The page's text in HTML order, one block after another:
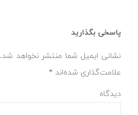
پاسخی بگذارید
نشانی ایمیل شما منتشر نخواهد شد.
علامت‌گذاری شده‌اند *
دیدگاه